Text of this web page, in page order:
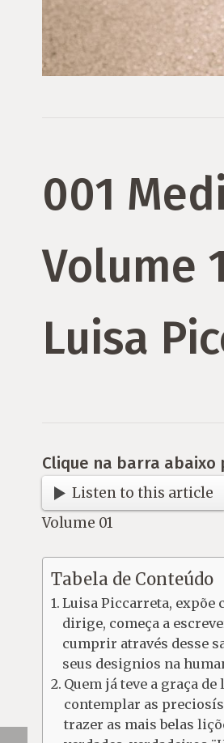
001
Volume
Luisa
Clique na barra abaixo
Listen to this article
Volume 01
Tabela de Conteúdo
Luisa Piccarreta, expõe
dirige, começa a
cumprir através desse
seus designios na
Quem já teve a graça
contemplar as
trazer as mais belas